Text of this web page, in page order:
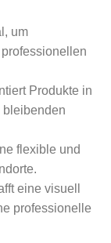
um
Produkte in
bleibenden
flexible und
eine visuell
professionelle